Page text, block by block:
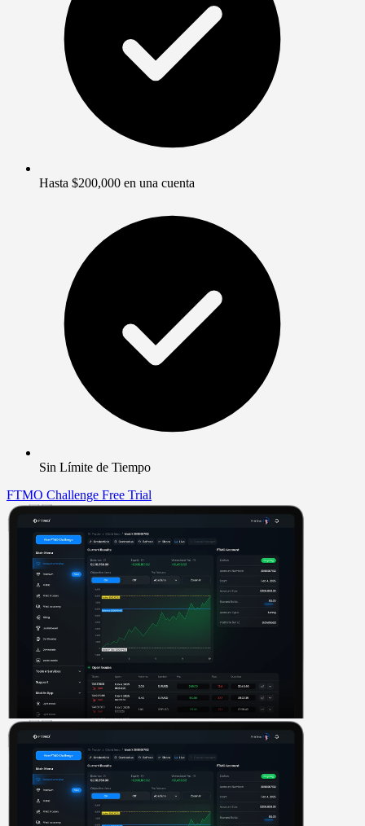
Hasta $200,000 en una cuenta
Sin Límite de Tiempo
FTMO Challenge Free Trial